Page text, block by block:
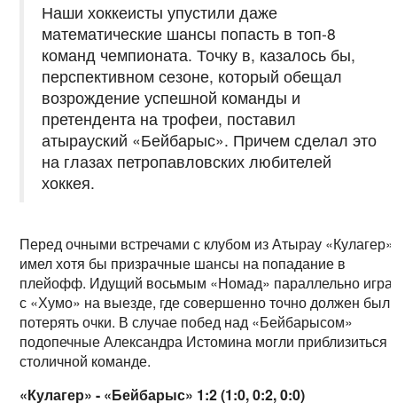
Наши хоккеисты упустили даже
математические шансы попасть в топ-8
команд чемпионата. Точку в, казалось бы,
перспективном сезоне, который обещал
возрождение успешной команды и
претендента на трофеи, поставил
атырауский «Бейбарыс». Причем сделал это
на глазах петропавловских любителей
хоккея.
Перед очными встречами с клубом из Атырау «Кулагер»
имел хотя бы призрачные шансы на попадание в
плейофф. Идущий восьмым «Номад» параллельно
с «Хумо» на выезде, где совершенно точно должен был
потерять очки. В случае побед над «Бейбарысом»
подопечные Александра Истомина могли приблизиться к
столичной команде.
«Кулагер» - «Бейбарыс» 1:2 (1:0, 0:2, 0:0)